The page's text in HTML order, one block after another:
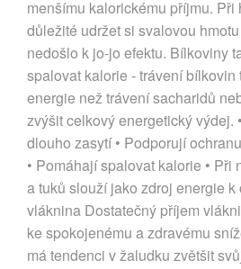
menšímu kalorickému příjmu.
důležité udržet si svalovou
nedošlo k jo-jo efektu. Bílkoviny
spalovat kalorie - trávení bílkovin
energie než trávení sacharidů
zvýšit celkový energetický výdej.
dlouho zasytí • Podporují
• Pomáhají spalovat kalorie • Při
a tuků slouží jako zdroj energie k
vláknina Dostatečný příjem
ke spokojenému a zdravému
má tendenci v žaludku zvětšit